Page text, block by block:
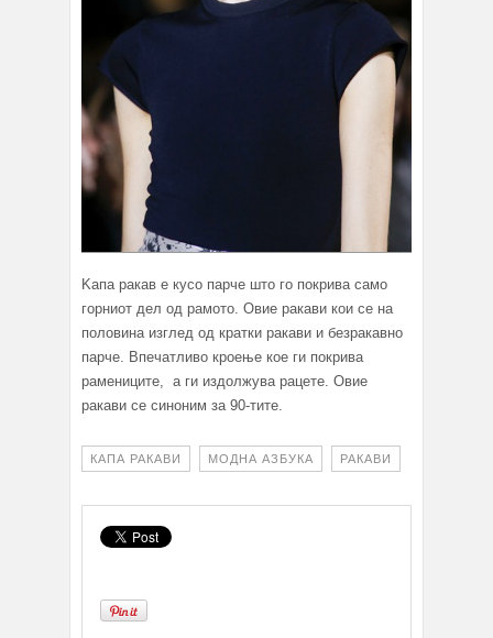
Kапа ракав е кусо парче што го покрива само
горниот дел од рамото. Овие ракави кои се на
половина изглед од кратки ракави и безракавно
парче. Впечатливо кроење кое ги покрива
рамениците, а ги издолжува рацете. Овие
ракави се синоним за 90-тите.
КАПА РАКАВИ МОДНА АЗБУКА РАКАВИ